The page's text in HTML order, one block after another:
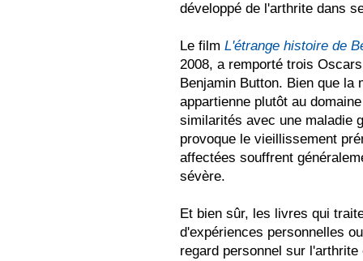
développé de l'arthrite dans
Le film L'étrange histoire de
2008, a remporté trois
Benjamin Button. Bien que la
appartienne plutôt au
similarités avec une maladie
provoque le vieillissement
affectées souffrent
sévère.
Et bien sûr, les livres qui
d'expériences personnelles
regard personnel sur